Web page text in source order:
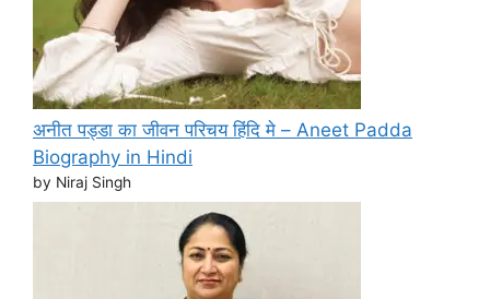
अनीत पड्डा का जीवन परिचय हिंदि मे – Aneet Padda
Biography in Hindi
by Niraj Singh